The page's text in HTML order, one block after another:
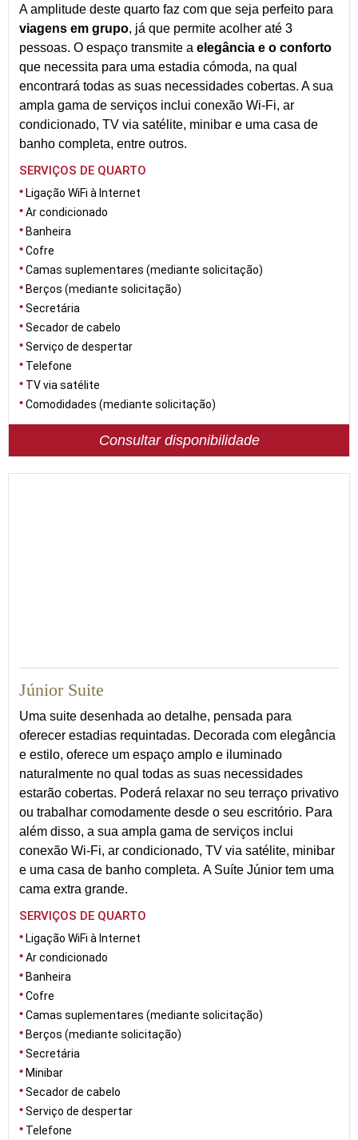
A amplitude deste quarto faz com que seja perfeito para
viagens em grupo, já que permite acolher até 3
pessoas. O espaço transmite a elegância e o conforto
que necessita para uma estadia cómoda, na qual
encontrará todas as suas necessidades cobertas. A sua
ampla gama de serviços inclui conexão Wi-Fi, ar
condicionado, TV via satélite, minibar e uma casa de
banho completa, entre outros.
SERVIÇOS DE QUARTO
Ligação WiFi à Internet
Ar condicionado
Banheira
Cofre
Camas suplementares (mediante solicitação)
Berços (mediante solicitação)
Secretária
Secador de cabelo
Serviço de despertar
Telefone
TV via satélite
Comodidades (mediante solicitação)
Consultar disponibilidade
Júnior Suite
Uma suite desenhada ao detalhe, pensada para
oferecer estadias requintadas. Decorada com elegância
e estilo, oferece um espaço amplo e iluminado
naturalmente no qual todas as suas necessidades
estarão cobertas. Poderá relaxar no seu terraço privativo
ou trabalhar comodamente desde o seu escritório. Para
além disso, a sua ampla gama de serviços inclui
conexão Wi-Fi, ar condicionado, TV via satélite, minibar
e uma casa de banho completa. A Suíte Júnior tem uma
cama extra grande.
SERVIÇOS DE QUARTO
Ligação WiFi à Internet
Ar condicionado
Banheira
Cofre
Camas suplementares (mediante solicitação)
Berços (mediante solicitação)
Secretária
Minibar
Secador de cabelo
Serviço de despertar
Telefone